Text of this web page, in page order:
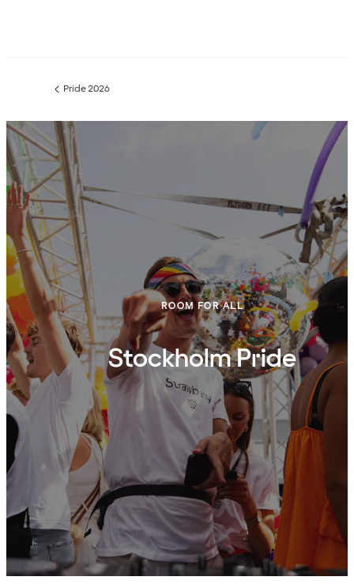
Föregående
Pride 2026
ROOM FOR ALL
Stockholm Pride